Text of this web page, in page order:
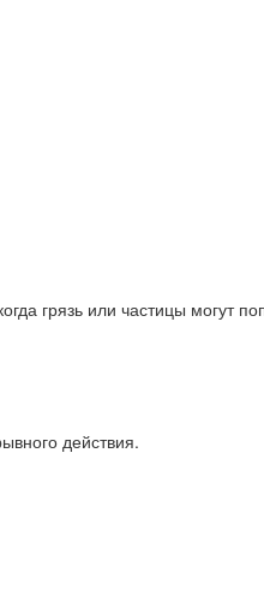
грязь или частицы могут
действия.